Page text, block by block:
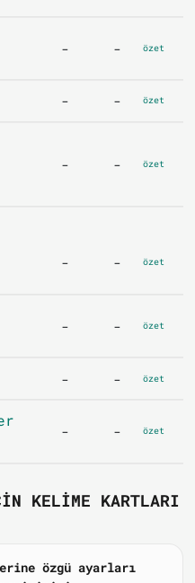
- - özet
- - özet
- - özet
- - özet
- - özet
- - özet
- - özet
KELIME KARTLARI
özgü ayarları